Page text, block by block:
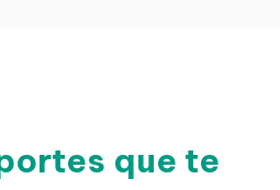
que te